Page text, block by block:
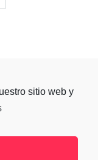
sitio web y